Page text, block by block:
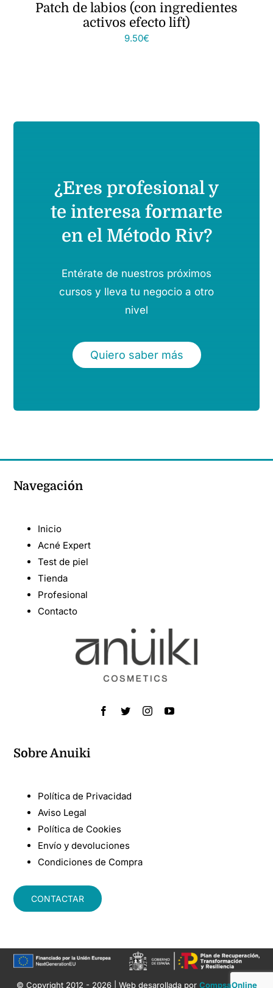
Patch de labios (con ingredientes
activos efecto lift)
9.50€
¿Eres profesional y
te interesa formarte
en el Método Riv?
Entérate de nuestros próximos
cursos y lleva tu negocio a otro
nivel
Quiero saber más
Navegación
Inicio
Acné Expert
Test de piel
Tienda
Profesional
Contacto
Sobre Anuiki
Política de Privacidad
Aviso Legal
Política de Cookies
Envío y devoluciones
Condiciones de Compra
CONTACTAR
© Copyright 2012 - 2026 | Web desarollada por CompsaOnline